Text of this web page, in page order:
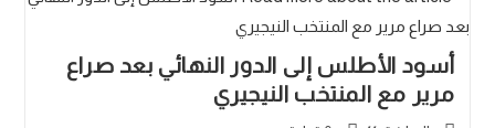
أسود الأطلس إلى الدور النهائي بعد صراع
مرير مع المنتخب النيجيري